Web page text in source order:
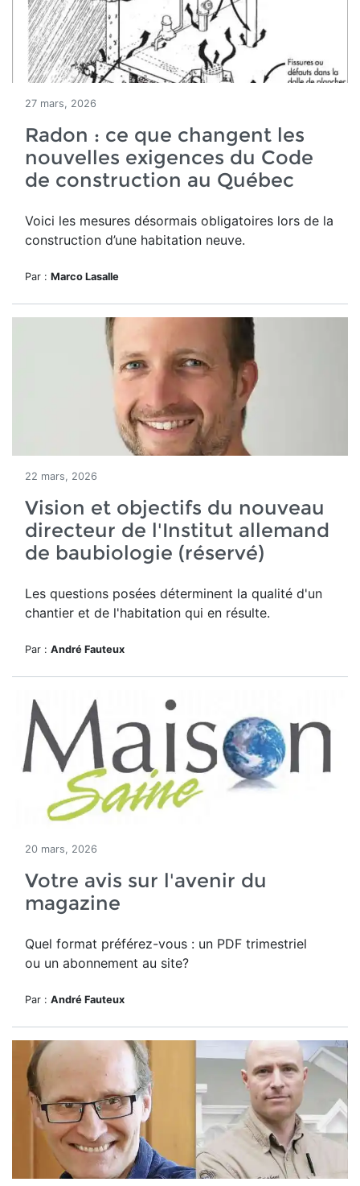
27 mars, 2026
Radon : ce que changent les
nouvelles exigences du Code
de construction au Québec
Voici les mesures désormais obligatoires lors de la
construction d’une habitation neuve.
Par : Marco Lasalle
22 mars, 2026
Vision et objectifs du nouveau
directeur de l'Institut allemand
de baubiologie (réservé)
Les questions posées déterminent la qualité d'un
chantier et de l'habitation qui en résulte.
Par : André Fauteux
20 mars, 2026
Votre avis sur l'avenir du
magazine
Quel format préférez-vous : un PDF trimestriel
ou un abonnement au site?
Par : André Fauteux